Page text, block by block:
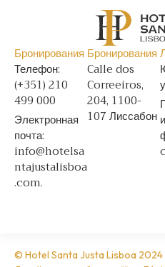
Бронирования
Телефон:
(+351) 210
499 000
Электронная
почта:
info@hotelsa
ntajustalisboa
.com.
Бронирования
Calle dos
Correeiros,
204, 1100-
107 Лиссабон
© Hotel Santa Justa Lisboa